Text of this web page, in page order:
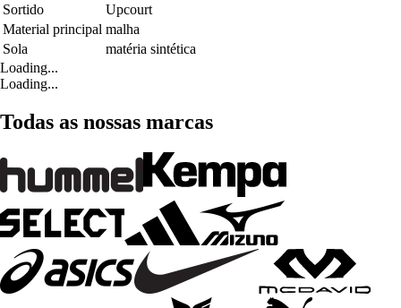
Sortido
Upcourt
Material principal malha
Sola
matéria sintética
Loading...
Loading...
Todas as nossas marcas